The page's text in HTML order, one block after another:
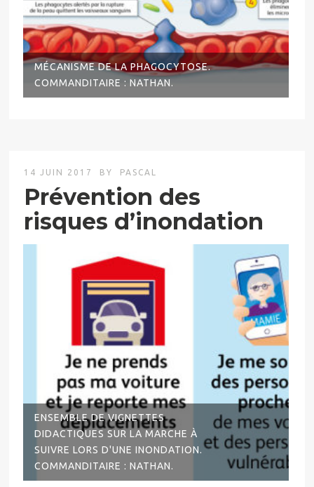
MÉCANISME DE LA PHAGOCYTOSE.
COMMANDITAIRE : NATHAN.
14 JUIN 2017 BY PASCAL
Prévention des
risques d’inondation
ENSEMBLE DE VIGNETTES
DIDACTIQUES SUR LA MARCHE À
SUIVRE LORS D'UNE INONDATION.
COMMANDITAIRE : NATHAN.